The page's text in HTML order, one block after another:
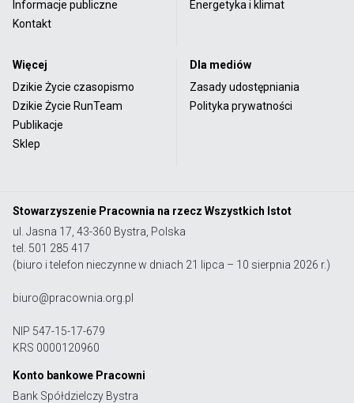
Informacje publiczne
Kontakt
Energetyka i klimat
Więcej
Dzikie Życie czasopismo
Dzikie Życie RunTeam
Publikacje
Sklep
Dla mediów
Zasady udostępniania
Polityka prywatności
Stowarzyszenie Pracownia na rzecz Wszystkich Istot
ul. Jasna 17, 43-360 Bystra, Polska
tel. 501 285 417
(biuro i telefon nieczynne w dniach 21 lipca – 10 sierpnia 2026 r.)
biuro@pracownia.org.pl
NIP 547-15-17-679
KRS 0000120960
Konto bankowe Pracowni
Bank Spółdzielczy Bystra